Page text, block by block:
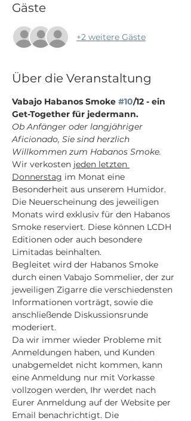
Gäste
+2 weitere Gäste
Über die Veranstaltung
Vabajo Habanos Smoke #10/12 - ein
Get-Together für jedermann.
Ob Anfänger oder langjähriger
Aficionado, Sie sind herzlich
Willkommen zum Habanos Smoke.
Wir verkosten jeden letzten
Donnerstag im Monat eine
Besonderheit aus unserem Humidor.
Die Neuerscheinung des jeweiligen
Monats wird exklusiv für den Habanos
Smoke reserviert. Diese können LCDH
Editionen oder auch besondere
Limitadas beinhalten.
Begleitet wird der Habanos Smoke
durch einen Vabajo Sommelier, der zur
jeweiligen Zigarre die verschiedensten
Informationen vorträgt, sowie die
anschließende Diskussionsrunde
moderiert.
Da wir immer wieder Probleme mit
Anmeldungen haben, und Kunden
unabgemeldet nicht kommen, kann
eine Anmeldung nur mit Vorkasse
vollzogen werden, Ihr werdet nach
Eurer Anmeldung auf der Website per
Email benachrichtigt. Die